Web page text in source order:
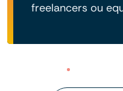
freelancers ou